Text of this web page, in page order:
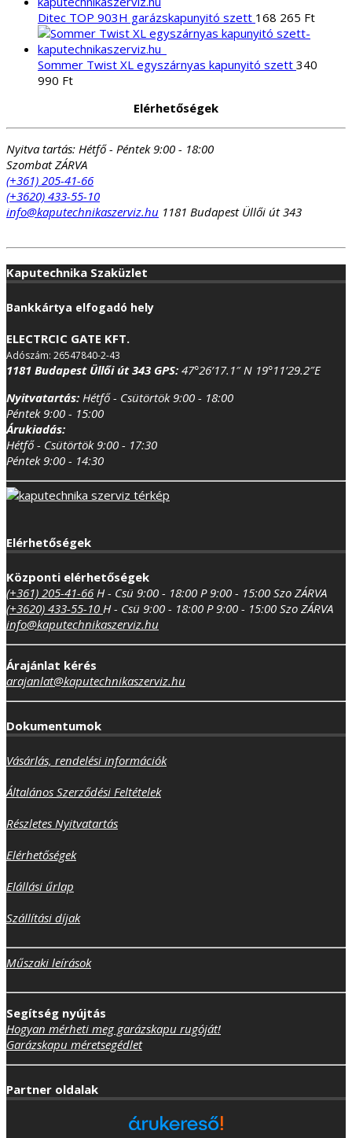
Ditec TOP 903H garázskapunyitó szett 168 265 Ft
Sommer Twist XL egyszárnyas kapunyitó szett 340
990 Ft
Elérhetőségek
Nyitva tartás: Hétfő - Péntek 9:00 - 18:00
Szombat ZÁRVA
(+361) 205-41-66
(+3620) 433-55-10
info@kaputechnikaszerviz.hu 1181 Budapest Üllői út 343
Kaputechnika Szaküzlet
Bankkártya elfogadó hely
ELECTRCIC GATE KFT.
Adószám: 26547840-2-43
1181 Budapest Üllői út 343 GPS: 47°26’17.1″ N 19°11’29.2″E
Nyitvatartás: Hétfő - Csütörtök 9:00 - 18:00
Péntek 9:00 - 15:00
Árukiadás:
Hétfő - Csütörtök 9:00 - 17:30
Péntek 9:00 - 14:30
Elérhetőségek
Központi elérhetőségek
(+361) 205-41-66 H - Csü 9:00 - 18:00 P 9:00 - 15:00 Szo ZÁRVA
(+3620) 433-55-10 H - Csü 9:00 - 18:00 P 9:00 - 15:00 Szo ZÁRVA
info@kaputechnikaszerviz.hu
Árajánlat kérés
arajanlat@kaputechnikaszerviz.hu
Dokumentumok
Vásárlás, rendelési információk
Általános Szerződési Feltételek
Részletes Nyitvatartás
Elérhetőségek
Elállási űrlap
Szállítási díjak
Műszaki leírások
Segítség nyújtás
Hogyan mérheti meg garázskapu rugóját!
Garázskapu méretsegédlet
Partner oldalak